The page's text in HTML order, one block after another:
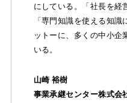
にしている。「社長を経
「専門知識を使える知識
ットーに、多くの中小企
いる。
山崎 裕樹
事業承継センター株式